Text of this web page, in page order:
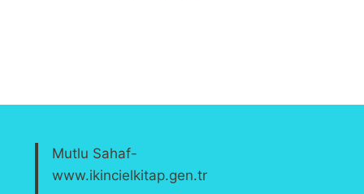
Mutlu Sahaf-
www.ikincielkitap.gen.tr